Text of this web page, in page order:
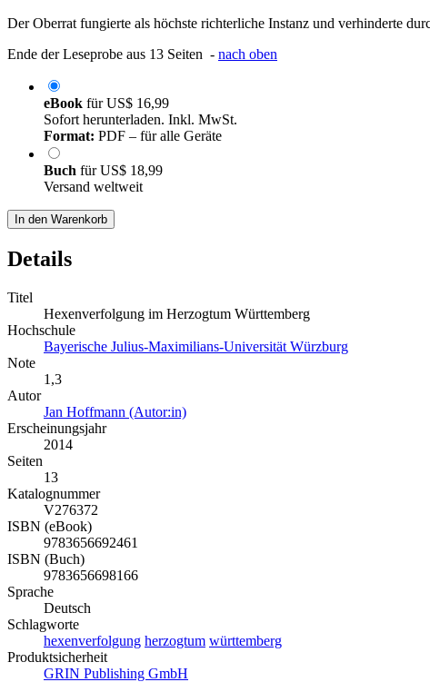
Der Oberrat fungierte als höchste richterliche Instanz und verhinderte
Ende der Leseprobe aus 13 Seiten - nach oben
eBook fürUS$ 16,99
Sofort herunterladen. Inkl. MwSt.
Format: PDF – für alle Geräte
Buch fürUS$ 18,99
Versand weltweit
In den Warenkorb
Details
Titel
Hexenverfolgung im Herzogtum Württemberg
Hochschule
Bayerische Julius-Maximilians-Universität Würzburg
Note
1,3
Autor
Jan Hoffmann (Autor:in)
Erscheinungsjahr
2014
Seiten
13
Katalognummer
V276372
ISBN (eBook)
9783656692461
ISBN (Buch)
9783656698166
Sprache
Deutsch
Schlagworte
hexenverfolgung herzogtum württemberg
Produktsicherheit
GRIN Publishing GmbH